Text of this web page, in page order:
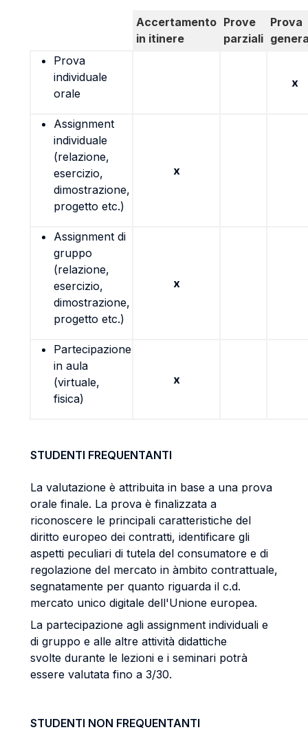
Accertamento
in itinere
Prove
parziali
Prova
Prova
individuale
orale
x
Assignment
individuale
(relazione,
esercizio,
dimostrazione,
progetto etc.)
x
Assignment di
gruppo
(relazione,
esercizio,
dimostrazione,
progetto etc.)
x
Partecipazione
in aula
(virtuale,
fisica)
x
STUDENTI FREQUENTANTI
La valutazione è attribuita in base a una prova
orale finale. La prova è finalizzata a
riconoscere le principali caratteristiche del
diritto europeo dei contratti, identificare gli
aspetti peculiari di tutela del consumatore e di
regolazione del mercato in àmbito contrattuale,
segnatamente per quanto riguarda il c.d.
mercato unico digitale dell'Unione europea.
La partecipazione agli assignment individuali e
di gruppo e alle altre attività didattiche
svolte durante le lezioni e i seminari potrà
essere valutata fino a 3/30.
STUDENTI NON FREQUENTANTI